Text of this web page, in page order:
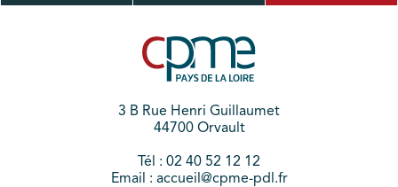
3 B Rue Henri Guillaumet
44700 Orvault
Tél : 02 40 52 12 12
Email : accueil@cpme-pdl.fr